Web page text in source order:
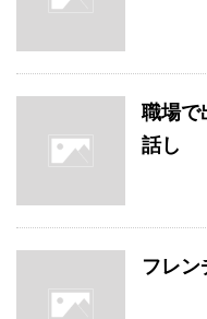
職場で
話し
フレ